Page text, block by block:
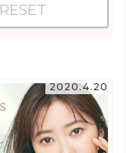
RESET
2020.4.20